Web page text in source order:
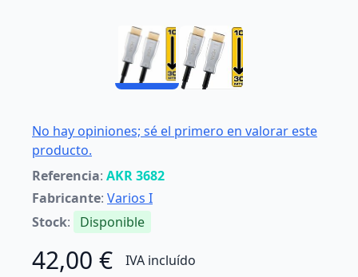
No hay opiniones; sé el primero en valorar este
producto.
Referencia: AKR 3682
Fabricante: Varios I
Stock: Disponible
42,00 € IVA incluído